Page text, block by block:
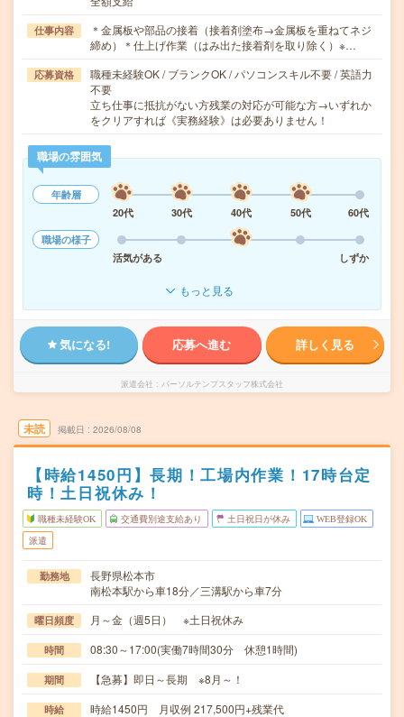
仕事内容
＊金属板や部品の接着（接着剤塗布→金属板を重ねてネジ
締め）＊仕上げ作業（はみ出た接着剤を取り除く）※…
応募資格
職種未経験OK / ブランクOK / パソコンスキル不要 / 英語力
不要
立ち仕事に抵抗がない方残業の対応が可能な方→いずれか
をクリアすれば《実務経験》は必要ありません！
職場の雰囲気
年齢層
20代
30代 40代 50代
60代
職場の様子
活気がある
しずか
もっと見る
気になる! 応募へ進む 詳しく見る
派遣会社 パーソルテンプスタッフ株式会社
未読 掲載日 2026/08/08
【時給1450円】長期！工場内作業！17時台定
時！土日祝休み！
職種未経験OK 交通費別途支給あり 土日祝日が休み WEB登録OK
派遣
勤務地
長野県松本市
南松本駅から車18分／三溝駅から車7分
曜日頻度 月～金（週5日） ※土日祝休み
時間 08:30～17:00(実働7時間30分 休憩1時間)
期間 【急募】即日～長期 ※8月～！
時給 時給1450円 月収例 217,500円+残業代